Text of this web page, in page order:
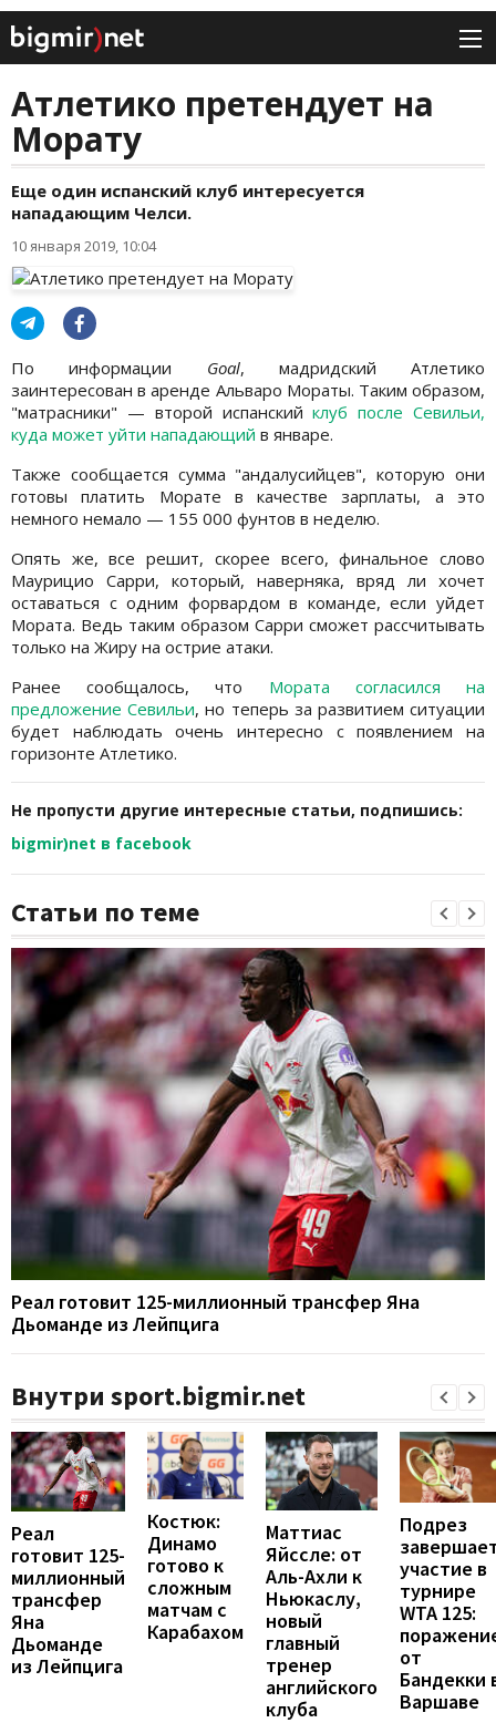
Атлетико претендует на
Морату
Еще один испанский клуб интересуется
нападающим Челси.
10 января 2019, 10:04
По информации Goal, мадридский Атлетико
заинтересован в аренде Альваро Мораты. Таким образом,
"матрасники" — второй испанскийклуб после Севильи,
куда может уйти нападающий в январе.
Также сообщается сумма "андалусийцев", которую они
готовы платить Морате в качестве зарплаты, а это
немного немало — 155 000 фунтов в неделю.
Опять же, все решит, скорее всего, финальное слово
Маурицио Сарри, который, наверняка, вряд ли хочет
оставаться с одним форвардом в команде, если уйдет
Мората. Ведь таким образом Сарри сможет рассчитывать
только на Жиру на острие атаки.
Ранее сообщалось, что Мората согласился на
предложение Севильи, но теперь за развитием ситуации
будет наблюдать очень интересно с появлением на
горизонте Атлетико.
Не пропусти другие интересные статьи, подпишись:
bigmir)net в facebook
Статьи по теме
Реал готовит 125-миллионный трансфер Яна
Дьоманде из Лейпцига
Внутри sport.bigmir.net
Реал
готовит 125-
миллионный
трансфер
Яна
Дьоманде
из Лейпцига
Костюк:
Динамо
готово к
сложным
матчам с
Карабахом
Маттиас
Яйссле: от
Аль-Ахли к
Ньюкаслу,
новый
главный
тренер
английского
клуба
Подрез
участие в
турнире
WTA 125:
от
Бандекки
Варшаве